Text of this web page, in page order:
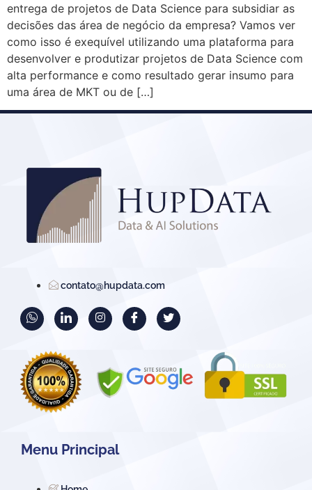
entrega de projetos de Data Science para subsidiar as
decisões das área de negócio da empresa? Vamos ver
como isso é exequível utilizando uma plataforma para
desenvolver e produtizar projetos de Data Science com
alta performance e como resultado gerar insumo para
uma área de MKT ou de […]
contato@hupdata.com
Menu Principal